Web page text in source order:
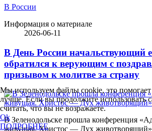
В России
Информация о материале
2026-06-11
В День России начальствующий
обратился к верующим с
призывом к молитве за страну
В Зеленодольске прошла конференция
живущая. Христос — Дух животворящий»
Мы используем файлы cookie, это помогает
лучше. Если вы продолжите использовать
считать, что вы не возражаете.
Ok
ПОДРОБНЕЕ